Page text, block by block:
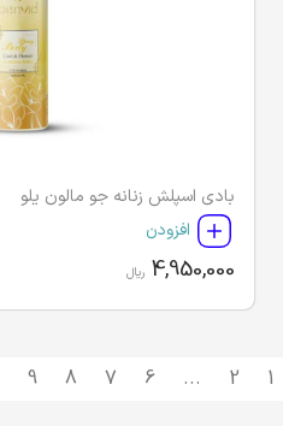
بادی اسپلش زنانه جو مالون یلو
افزودن
4,950,000 ریال
1
2
...
6
7
8
9